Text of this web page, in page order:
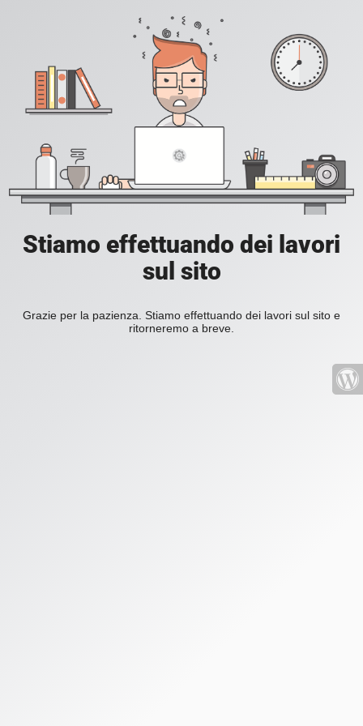
Stiamo effettuando dei lavori
sul sito
Grazie per la pazienza. Stiamo effettuando dei lavori sul sito e
ritorneremo a breve.